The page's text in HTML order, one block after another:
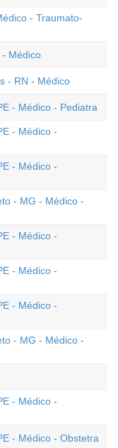
- Traumato-
- Médico
- RN - Médico
- Médico - Pediatra
- Médico -
- Médico -
- MG - Médico -
- Médico -
- Médico -
- Médico -
- MG - Médico -
- Médico -
- Médico - Obstetra